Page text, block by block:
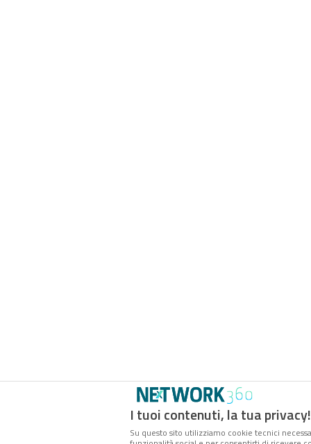
I tuoi contenuti, la tua privacy!
Su questo sito utilizziamo cookie tecnici